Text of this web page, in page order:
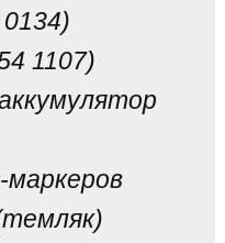
1107)
маркеров